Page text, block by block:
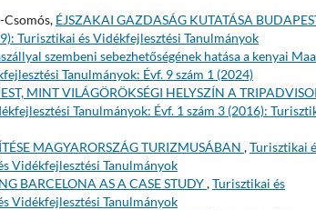
ÉJSZAKAI GAZDASÁG KUTATÁSA
Turisztikai és Vidékfejlesztési Tanulmányok
szembeni sebezhetőségének hatása a kenyai
Tanulmányok: Évf. 9 szám 1 (2024)
MINT VILÁGÖRÖKSÉGI HELYSZÍN A
Tanulmányok: Évf. 1 szám 3 (2016):
MAGYARORSZÁG TURIZMUSÁBAN ,Turisztikai
Vidékfejlesztési Tanulmányok
BARCELONA AS A CASE STUDY,Turisztikai és
Vidékfejlesztési Tanulmányok